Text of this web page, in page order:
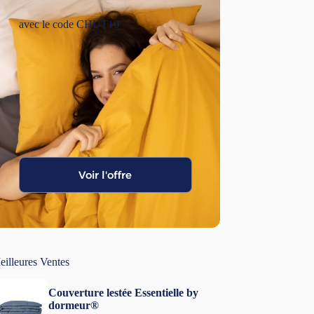
avec le code CHUT10
Voir l'offre
Ventes
Couverture lestée Essentielle by
dormeur®